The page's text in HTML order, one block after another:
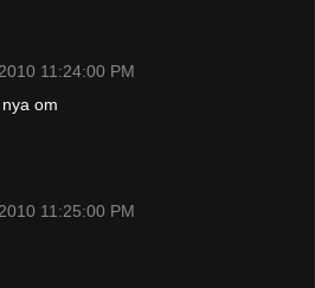
11:24:00 PM
om
11:25:00 PM